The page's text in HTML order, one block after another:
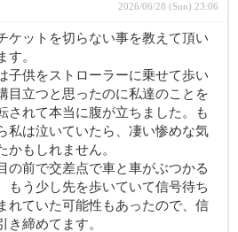
2026/06/28 (Sun) 23:06
ケットを切らない事を教えて頂い
す。
子供をストローラーに乗せて歩い
目立つと思ったのに私達のことを
されて本当に腹が立ちました。も
私は泣いていたら、凄い惨めな気
かもしれません。
の前で交差点で車と車がぶつかる
もう少し先を歩いていて信号待ち
れていた可能性もあったので、信
き締めてます。